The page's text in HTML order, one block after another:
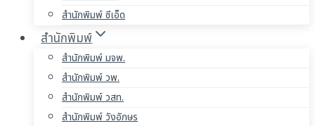
สำนักพิมพ์ ซีเอ็ด
สำนักพิมพ์
สำนักพิมพ์ มจพ.
สำนักพิมพ์ วพ.
สำนักพิมพ์ วสท.
สำนักพิมพ์ วังอักษร